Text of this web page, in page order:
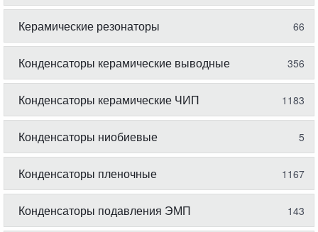
Керамические резонаторы 66
Конденсаторы керамические выводные 356
Конденсаторы керамические ЧИП 1183
Конденсаторы ниобиевые 5
Конденсаторы пленочные 1167
Конденсаторы подавления ЭМП 143